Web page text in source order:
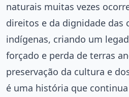
naturais muitas vezes
direitos e da dignidade das
indígenas, criando um
forçado e perda de terras
preservação da cultura e
é uma história que